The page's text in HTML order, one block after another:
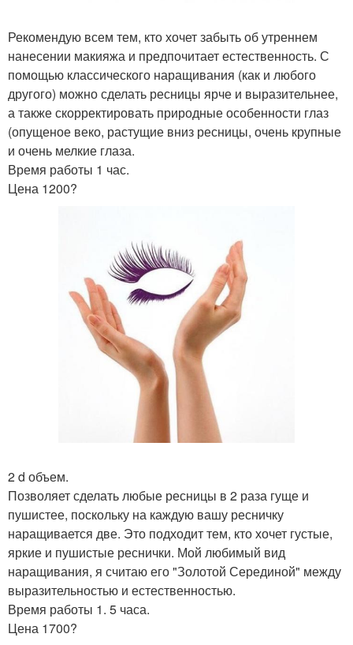
Рекомендую всем тем, кто хочет забыть об утреннем
нанесении макияжа и предпочитает естественность. С
помощью классического наращивания (как и любого
другого) можно сделать ресницы ярче и выразительнее,
а также скорректировать природные особенности глаз
(опущеное веко, растущие вниз ресницы, очень крупные
и очень мелкие глаза.
Время работы 1 час.
Цена 1200?
2 d объем.
Позволяет сделать любые ресницы в 2 раза гуще и
пушистее, поскольку на каждую вашу ресничку
наращивается две. Это подходит тем, кто хочет густые,
яркие и пушистые реснички. Мой любимый вид
наращивания, я считаю его "Золотой Серединой" между
выразительностью и естественностью.
Время работы 1. 5 часа.
Цена 1700?